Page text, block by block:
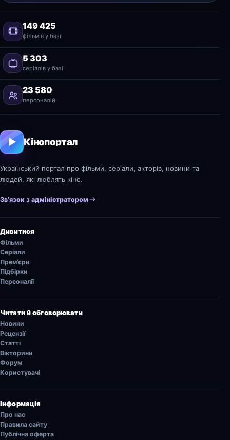
149 425
фільмів у базі
5 303
серіалів у базі
23 580
персоналій
Кінопортал
Український портал про фільми, серіали, акторів, новини та
людей, які люблять кіно.
Зв’язок з адміністратором
Дивитися
Фільми
Серіали
Прем’єри
Підбірки
Персоналії
Читати й обговорювати
Новини
Рецензії
Статті
Вікторини
Форум
Користувачі
Інформація
Про нас
Правила сайту
Публічна оферта